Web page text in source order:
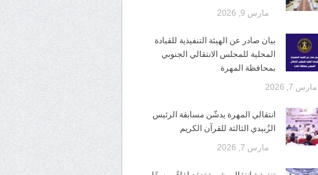
مارس 9, 2026
بيان صادر عن الهيئة التنفيذية للقيادة
المحلية للمجلس الانتقالي الجنوبي
بمحافظة المهرة
مارس 7, 2026
انتقالي المهرة يدشّن مسابقة الرئيس
الزُبيدي الثالثة للقرآن الكريم
مارس 7, 2026